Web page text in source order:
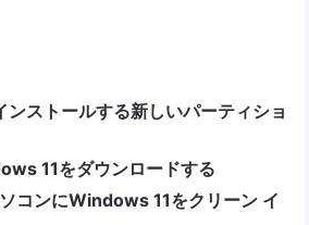
ストールする新しいパーティショ
11をダウンロードする
コンにWindows 11をクリーン イ